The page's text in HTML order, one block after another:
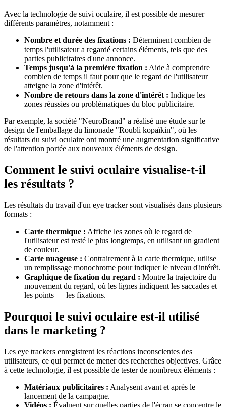
Avec la technologie de suivi oculaire, il est possible de mesurer
différents paramètres, notamment :
Nombre et durée des fixations : Déterminent combien de
temps l'utilisateur a regardé certains éléments, tels que des
parties publicitaires d'une annonce.
Temps jusqu'à la première fixation : Aide à comprendre
combien de temps il faut pour que le regard de l'utilisateur
atteigne la zone d'intérêt.
Nombre de retours dans la zone d'intérêt : Indique les
zones réussies ou problématiques du bloc publicitaire.
Par exemple, la société "NeuroBrand" a réalisé une étude sur le
design de l'emballage du limonade "Roubli kopaïkin", où les
résultats du suivi oculaire ont montré une augmentation significative
de l'attention portée aux nouveaux éléments de design.
Comment le suivi oculaire visualise-t-il
les résultats ?
Les résultats du travail d'un eye tracker sont visualisés dans plusieurs
formats :
Carte thermique : Affiche les zones où le regard de
l'utilisateur est resté le plus longtemps, en utilisant un gradient
de couleur.
Carte nuageuse : Contrairement à la carte thermique, utilise
un remplissage monochrome pour indiquer le niveau d'intérêt.
Graphique de fixation du regard : Montre la trajectoire du
mouvement du regard, où les lignes indiquent les saccades et
les points — les fixations.
Pourquoi le suivi oculaire est-il utilisé
dans le marketing ?
Les eye trackers enregistrent les réactions inconscientes des
utilisateurs, ce qui permet de mener des recherches objectives. Grâce
à cette technologie, il est possible de tester de nombreux éléments :
Matériaux publicitaires : Analysent avant et après le
lancement de la campagne.
Vidéos : Évaluent sur quelles parties de l'écran se concentre le